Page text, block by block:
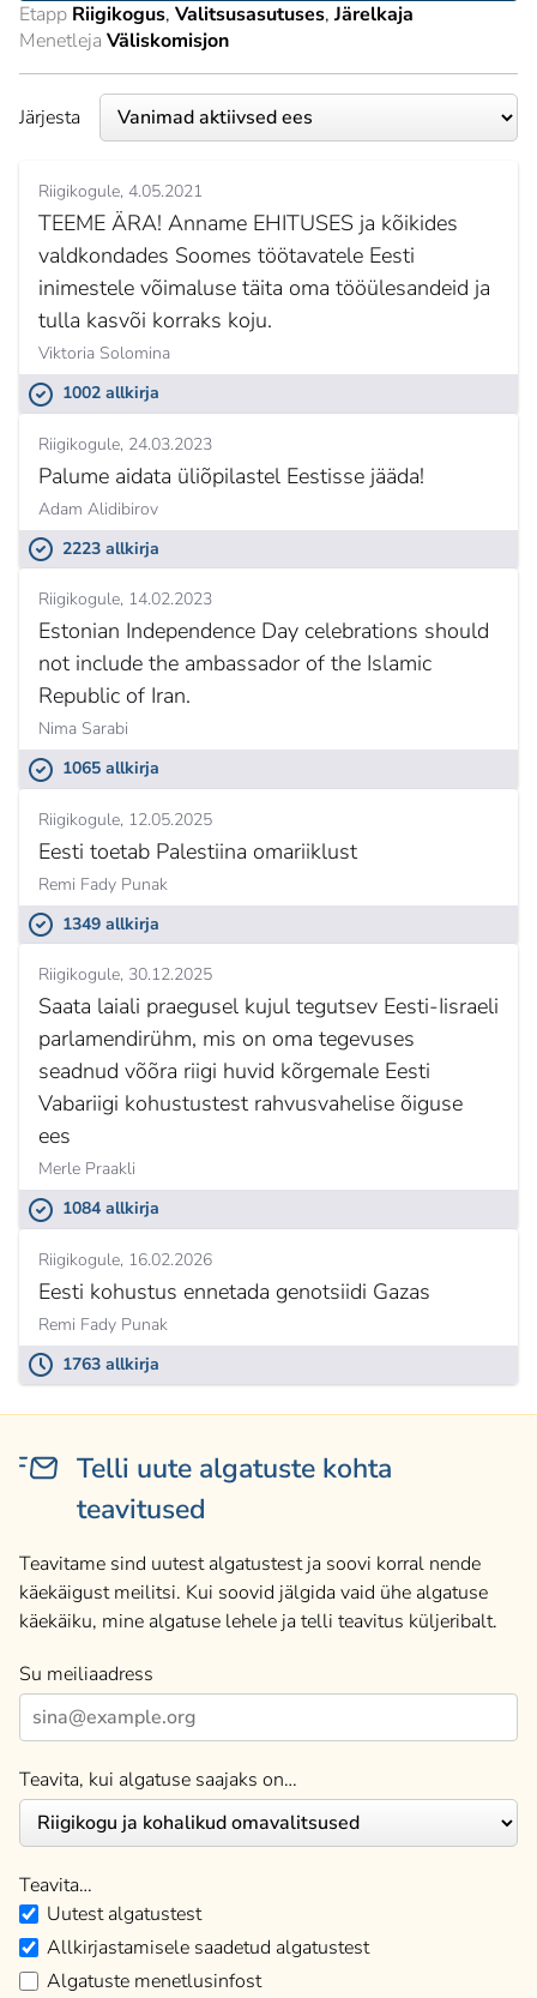
Etapp Riigikogus Valitsusasutuses Järelkaja
Menetleja Väliskomisjon
Järjesta
Riigikogule 4.05.2021
TEEME ÄRA! Anname EHITUSES ja kõikides
valdkondades Soomes töötavatele Eesti
inimestele võimaluse täita oma tööülesandeid ja
tulla kasvõi korraks koju.
Viktoria Solomina
1002 allkirja
Riigikogule 24.03.2023
Palume aidata üliõpilastel Eestisse jääda!
Adam Alidibirov
2223 allkirja
Riigikogule 14.02.2023
Estonian Independence Day celebrations should
not include the ambassador of the Islamic
Republic of Iran.
Nima Sarabi
1065 allkirja
Riigikogule 12.05.2025
Eesti toetab Palestiina omariiklust
Remi Fady Punak
1349 allkirja
Riigikogule 30.12.2025
Saata laiali praegusel kujul tegutsev Eesti-Iisraeli
parlamendirühm, mis on oma tegevuses
seadnud võõra riigi huvid kõrgemale Eesti
Vabariigi kohustustest rahvusvahelise õiguse
ees
Merle Praakli
1084 allkirja
Riigikogule 16.02.2026
Eesti kohustus ennetada genotsiidi Gazas
Remi Fady Punak
1763 allkirja
Telli uute algatuste kohta
teavitused
Teavitame sind uutest algatustest ja soovi korral nende
käekäigust meilitsi. Kui soovid jälgida vaid ühe algatuse
käekäiku, mine algatuse lehele ja telli teavitus küljeribalt.
Su meiliaadress
Teavita, kui algatuse saajaks on…
Teavita…
Uutest algatustest
Allkirjastamisele saadetud algatustest
Algatuste menetlusinfost